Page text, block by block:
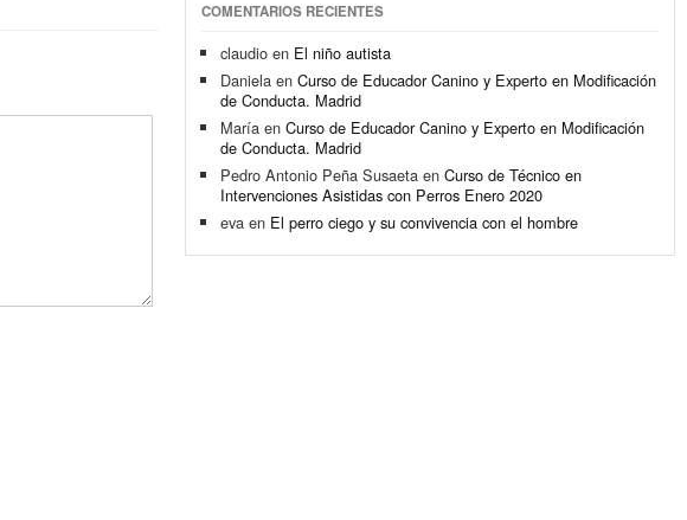
COMENTARIOS RECIENTES
claudio en El niño autista
Daniela enCurso de Educador Canino y Experto en Modificación
de Conducta. Madrid
María enCurso de Educador Canino y Experto en Modificación
de Conducta. Madrid
Pedro Antonio Peña Susaeta enCurso de Técnico en
Intervenciones Asistidas con Perros Enero 2020
eva en El perro ciego y su convivencia con el hombre